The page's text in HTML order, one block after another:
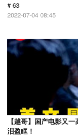
# 63
2022-07-04 08:45
【越哥】国产电影又
泪盈眶！